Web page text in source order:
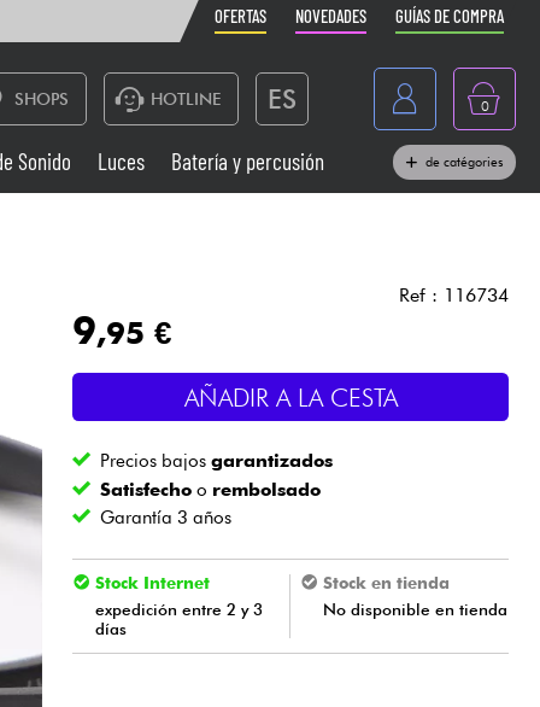
OFERTAS NOVEDADES GUÍAS DE COMPRA
SHOPS HOTLINE ES
France
Belgique
Nederland
0
Sistemas de Sonido
Vientos
Cables & Acces.
Sonido Luces Batería y percusión de catégories
Ref : 116734
9,95 €
AÑADIR A LA CESTA
Precios bajosgarantizados
Satisfecho o rembolsado
Garantía 3 años
Stock Internet
expedición entre 2 y 3
días
Stock en tienda
No disponible en tienda